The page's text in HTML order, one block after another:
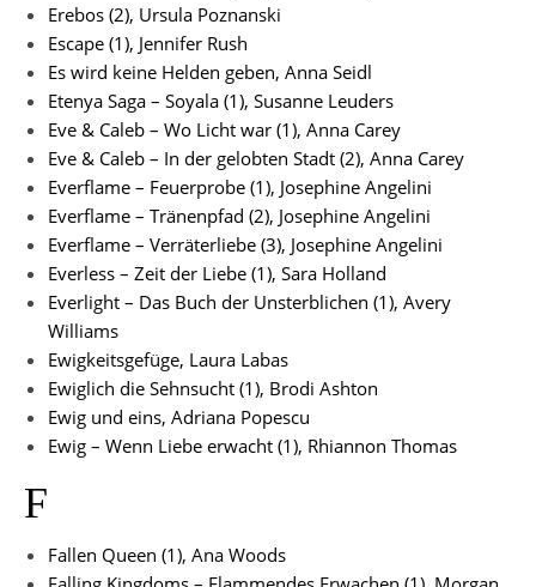
Erebos (2), Ursula Poznanski
Escape (1), Jennifer Rush
Es wird keine Helden geben, Anna Seidl
Etenya Saga – Soyala (1), Susanne Leuders
Eve & Caleb – Wo Licht war (1), Anna Carey
Eve & Caleb – In der gelobten Stadt (2), Anna Carey
Everflame – Feuerprobe (1), Josephine Angelini
Everflame – Tränenpfad (2), Josephine Angelini
Everflame – Verräterliebe (3), Josephine Angelini
Everless – Zeit der Liebe (1), Sara Holland
Everlight – Das Buch der Unsterblichen (1), Avery
Williams
Ewigkeitsgefüge, Laura Labas
Ewiglich die Sehnsucht (1), Brodi Ashton
Ewig und eins, Adriana Popescu
Ewig – Wenn Liebe erwacht (1), Rhiannon Thomas
F
Fallen Queen (1), Ana Woods